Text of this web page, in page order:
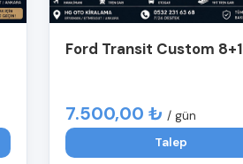
Ford Transit Custom 8+1
7.500,00 ₺ / gün
Talep